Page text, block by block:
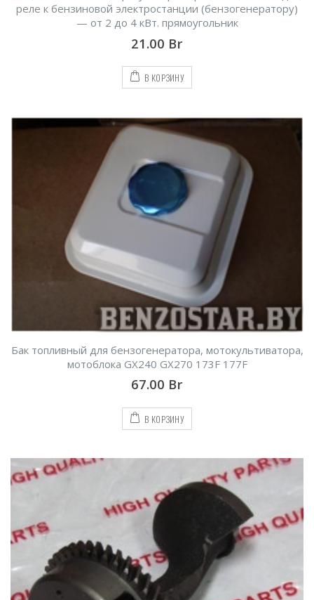
реле к бензиновой электростанции (бензогенератору)
— от 2 до 4 кВт. прямоугольник
21.00 Br
В КОРЗИНУ
Бак топливный для бензогенератора, мотокультиватора,
мотоблока GX240 GX270 173F 177F
67.00 Br
В КОРЗИНУ
15.00Br
зубьев, 55 звеньев,
15.00Br